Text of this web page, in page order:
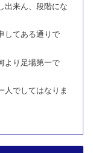
出来ん、段階にな
してある通りで
より足場第一で
人でしてはなりま